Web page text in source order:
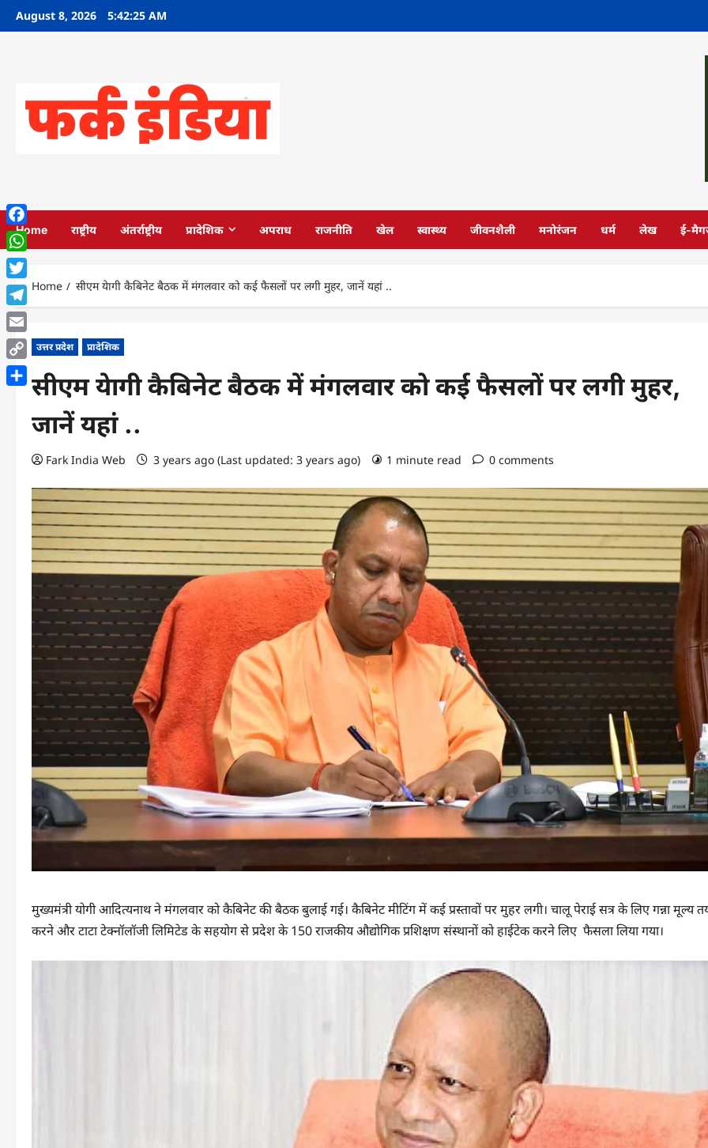
SkipAugust 8, 2026 5:42:27 AM
Home राष्ट्रीय अंतर्राष्ट्रीय प्रादेशिक अपराध राजनीति खेल स्वास्थ्य जीवनशैली मनोरंजन धर्म लेख ई-
Home सीएम येागी कैबिनेट बैठक में मंगलवार को कई फैसलों पर लगी मुहर, जानें यहां ..
उत्तर प्रदेश प्रादेशिक
सीएम येागी कैबिनेट बैठक में मंगलवार को कई फैसलों पर लगी मुहर,
जानें यहां ..
Fark India Web 3 years ago (Last updated: 3 years ago) 1 minute read 0 comments
मुख्यमंत्री योगी आदित्यनाथ ने मंगलवार को कैबिनेट की बैठक बुलाई गई। कैबिनेट मीटिंग में कई प्रस्तावों पर मुहर लगी। चालू पेराई सत्र के लिए गन्ना मूल्य
करने और टाटा टेक्नॉलॉजी लिमिटेड के सहयोग से प्रदेश के 150 राजकीय औद्योगिक प्रशिक्षण संस्थानों को हाईटेक करने लिए फैसला लिया गया।
Facebook
WhatsApp
Twitter
Telegram
Email
Copy
Link
Share